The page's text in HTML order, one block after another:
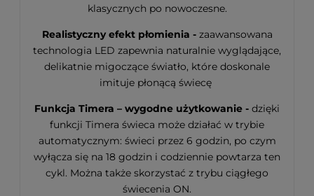
klasycznych po nowoczesne.
Realistyczny efekt płomienia -zaawansowana
technologia LED zapewnia naturalnie wyglądające,
delikatnie migoczące światło, które doskonale
imituje płonącą świecę
Funkcja Timera – wygodne użytkowanie - dzięki
funkcji Timera świeca może działać w trybie
automatycznym: świeci przez 6 godzin, po czym
wyłącza się na 18 godzin i codziennie powtarza ten
cykl. Można także skorzystać z trybu ciągłego
świecenia ON.